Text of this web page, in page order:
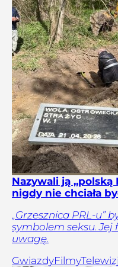
Nazywali ją „polską
nigdy nie chciała
„Grzesznica PRL-u”
symbolem seksu.
uwagę.
GwiazdyFilmy